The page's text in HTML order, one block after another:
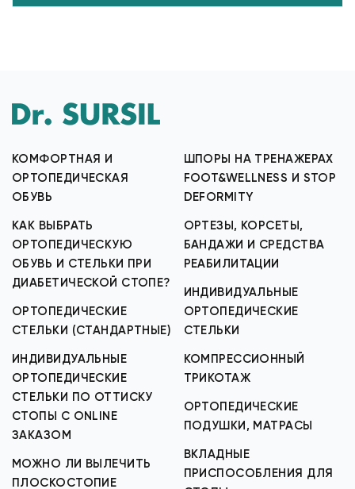
КОМФОРТНАЯ И
ОРТОПЕДИЧЕСКАЯ
ОБУВЬ
КАК ВЫБРАТЬ
ОРТОПЕДИЧЕСКУЮ
ОБУВЬ И СТЕЛЬКИ ПРИ
ДИАБЕТИЧЕСКОЙ СТОПЕ?
ОРТОПЕДИЧЕСКИЕ
СТЕЛЬКИ (СТАНДАРТНЫЕ)
ИНДИВИДУАЛЬНЫЕ
ОРТОПЕДИЧЕСКИЕ
СТЕЛЬКИ ПО ОТТИСКУ
СТОПЫ С ONLINE
ЗАКАЗОМ
МОЖНО ЛИ ВЫЛЕЧИТЬ
ПЛОСКОСТОПИЕ
ШПОРЫ НА ТРЕНАЖЕРАХ
FOOT&WELLNESS И STOP
DEFORMITY
ОРТЕЗЫ, КОРСЕТЫ,
БАНДАЖИ И СРЕДСТВА
РЕАБИЛИТАЦИИ
ИНДИВИДУАЛЬНЫЕ
ОРТОПЕДИЧЕСКИЕ
СТЕЛЬКИ
КОМПРЕССИОННЫЙ
ТРИКОТАЖ
ОРТОПЕДИЧЕСКИЕ
ПОДУШКИ, МАТРАСЫ
ВКЛАДНЫЕ
ПРИСПОСОБЛЕНИЯ ДЛЯ